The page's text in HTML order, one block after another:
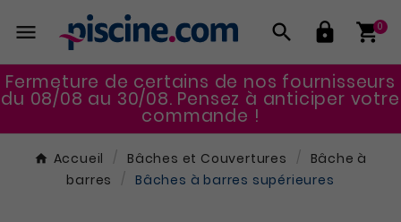
   0
Fermeture de certains de nos fournisseurs
du 08/08 au 30/08. Pensez à anticiper votre
commande !
Accueil Bâches et Couvertures
Bâche à
barres
Bâches à barres supérieures